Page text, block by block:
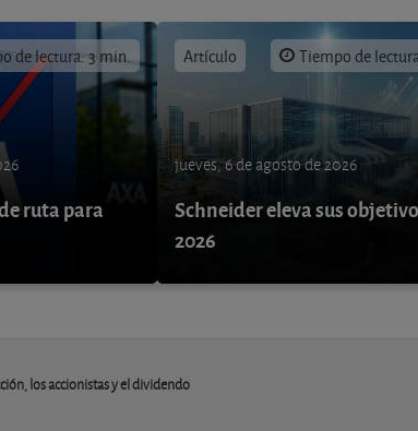
de lectura: 3 min.
ruta para
Artículo Tiempo de
jueves, 6 de agosto de 2026
Schneider eleva sus
2026
los accionistas y el dividendo